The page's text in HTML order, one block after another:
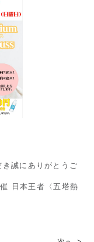
誠にありがとうご
日本王者〈五塔熱